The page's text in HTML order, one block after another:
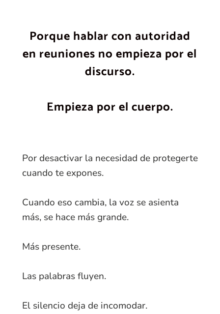
Porque hablar con autoridad
en reuniones no empieza por el
discurso.
Empieza por el cuerpo.
Por desactivar la necesidad de protegerte
cuando te expones.
Cuando eso cambia, la voz se asienta
más, se hace más grande.
Más presente.
Las palabras fluyen.
El silencio deja de incomodar.